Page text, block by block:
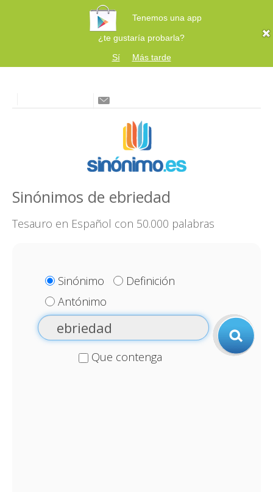
Tenemos una app
¿te gustaría probarla?
Sí
Más tarde
Sinónimos de ebriedad
Tesauro en Español con 50.000 palabras
Sinónimo
Definición
Antónimo
Que contenga